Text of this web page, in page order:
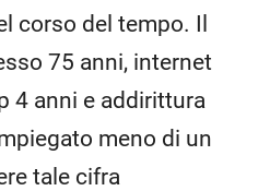
corso del tempo. Il
75 anni, internet
4 anni e addirittura
meno di un
tale cifra